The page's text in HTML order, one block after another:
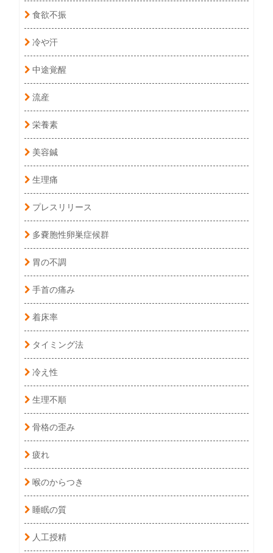
食欲不振
冷や汗
中途覚醒
流産
栄養素
美容鍼
生理痛
プレスリリース
多嚢胞性卵巣症候群
胃の不調
手首の痛み
着床率
タイミング法
冷え性
生理不順
骨格の歪み
疲れ
喉のからつき
睡眠の質
人工授精